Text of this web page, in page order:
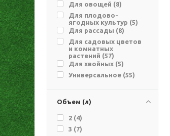
Для овощей (8)
Для плодово-
ягодных культур (5)
Для рассады (8)
Для садовых цветов
и комнатных
растений (57)
Для хвойных (5)
Универсальное (55)
Объем (л)
2 (4)
3 (7)